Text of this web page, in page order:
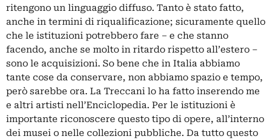
ritengono un linguaggio diffuso. Tanto è stato fatto,
anche in termini di riqualificazione; sicuramente quello
che le istituzioni potrebbero fare – e che stanno
facendo, anche se molto in ritardo rispetto all’estero –
sono le acquisizioni. So bene che in Italia abbiamo
tante cose da conservare, non abbiamo spazio e tempo,
però sarebbe ora. La Treccani lo ha fatto inserendo me
e altri artisti nell’Enciclopedia. Per le istituzioni è
importante riconoscere questo tipo di opere, all’interno
dei musei o nelle collezioni pubbliche. Da tutto questo